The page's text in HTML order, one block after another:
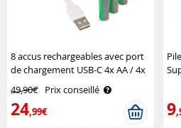
8 accus rechargeables avec port
de chargement USB-C 4x AA / 4x
49,90€ Prix conseillé
24,99€ 9